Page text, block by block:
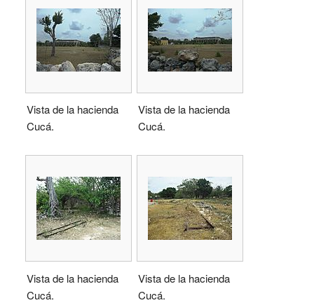
Vista de la hacienda
Cucá.
Vista de la hacienda
Cucá.
Vista de la hacienda
Cucá.
Vista de la hacienda
Cucá.